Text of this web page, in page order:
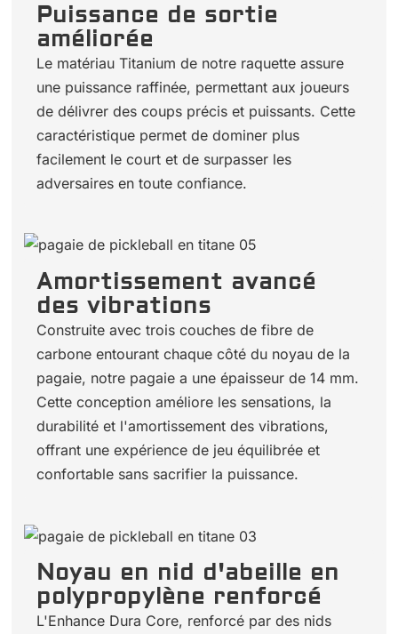
Puissance de sortie
améliorée
Le matériau Titanium de notre raquette assure
une puissance raffinée, permettant aux joueurs
de délivrer des coups précis et puissants. Cette
caractéristique permet de dominer plus
facilement le court et de surpasser les
adversaires en toute confiance.
Amortissement avancé
des vibrations
Construite avec trois couches de fibre de
carbone entourant chaque côté du noyau de la
pagaie, notre pagaie a une épaisseur de 14 mm.
Cette conception améliore les sensations, la
durabilité et l'amortissement des vibrations,
offrant une expérience de jeu équilibrée et
confortable sans sacrifier la puissance.
Noyau en nid d'abeille en
polypropylène renforcé
L'Enhance Dura Core, renforcé par des nids